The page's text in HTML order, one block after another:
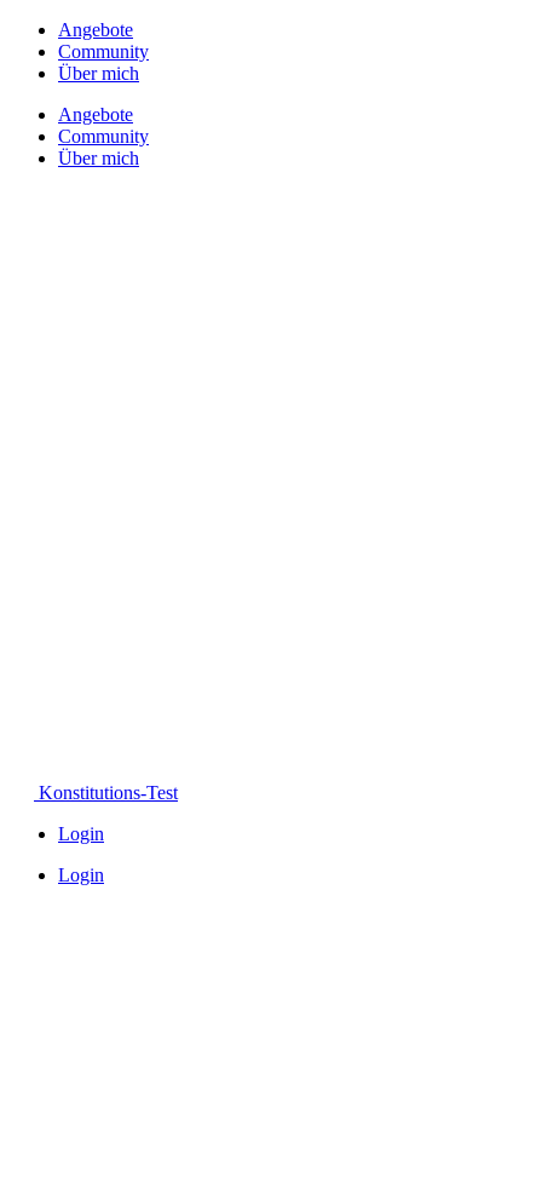
Angebote
Community
Über mich
Angebote
Community
Über mich
Konstitutions-Test
Login
Login